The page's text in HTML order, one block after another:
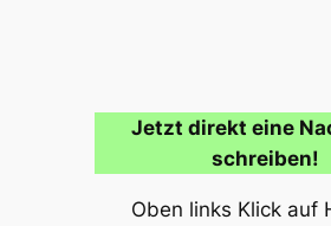
Jetzt direkt eine
schreiben!
Oben links Klick auf